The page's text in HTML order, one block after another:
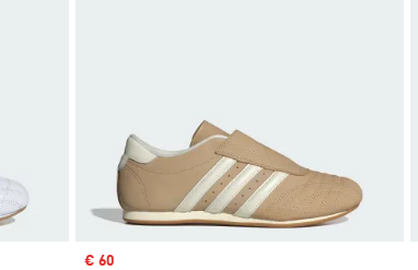
Sale price
€ 60